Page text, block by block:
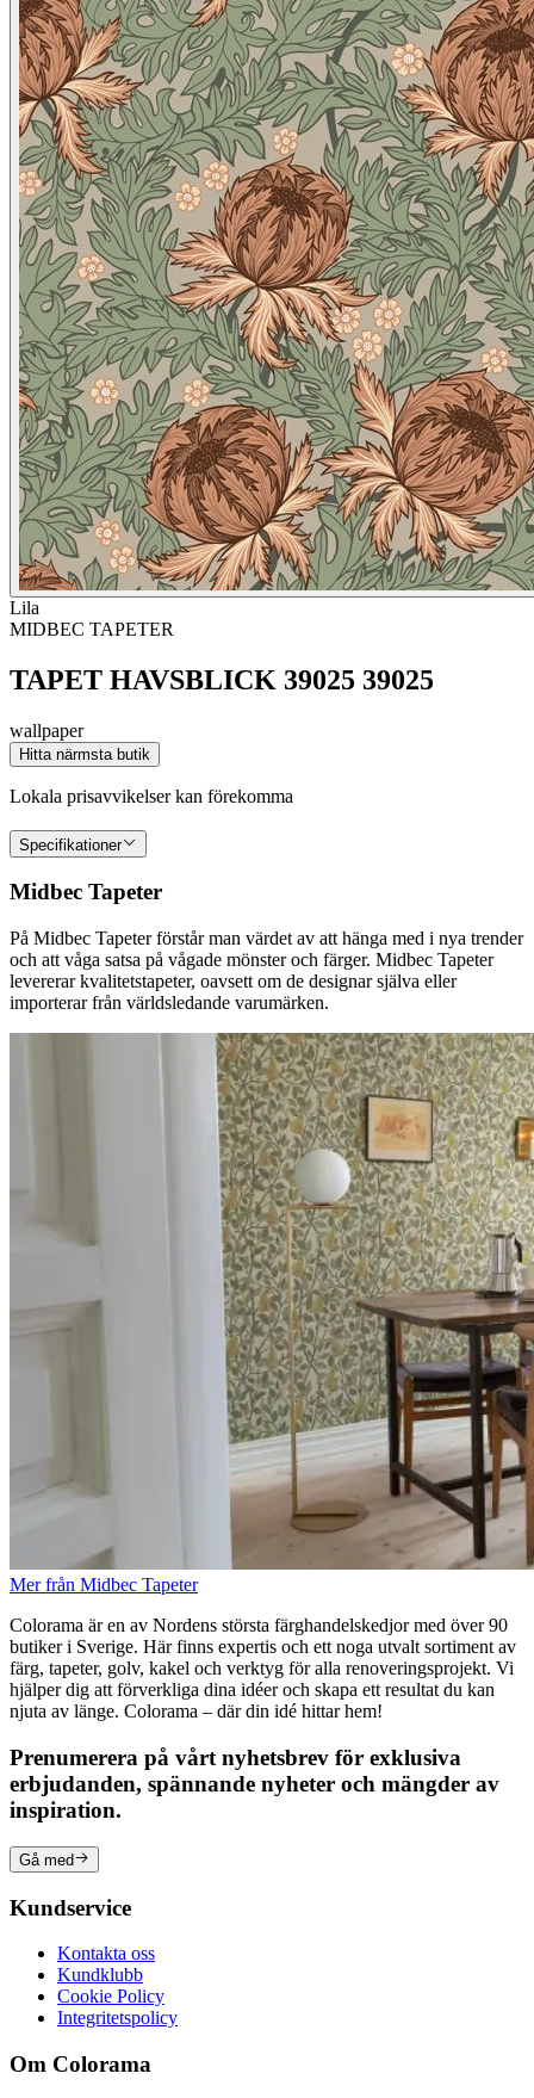
Lila
MIDBEC TAPETER
TAPET HAVSBLICK 39025 39025
wallpaper
Hitta närmsta butik
Lokala prisavvikelser kan förekomma
Specifikationer
Midbec Tapeter
På Midbec Tapeter förstår man värdet av att hänga med i nya trender
och att våga satsa på vågade mönster och färger. Midbec Tapeter
levererar kvalitetstapeter, oavsett om de designar själva eller
importerar från världsledande varumärken.
Mer från Midbec Tapeter
Colorama är en av Nordens största färghandelskedjor med över 90
butiker i Sverige. Här finns expertis och ett noga utvalt sortiment av
färg, tapeter, golv, kakel och verktyg för alla renoveringsprojekt. Vi
hjälper dig att förverkliga dina idéer och skapa ett resultat du kan
njuta av länge. Colorama – där din idé hittar hem!
Prenumerera på vårt nyhetsbrev för exklusiva
erbjudanden, spännande nyheter och mängder av
inspiration.
Gå med
Kundservice
Kontakta oss
Kundklubb
Cookie Policy
Integritetspolicy
Om Colorama